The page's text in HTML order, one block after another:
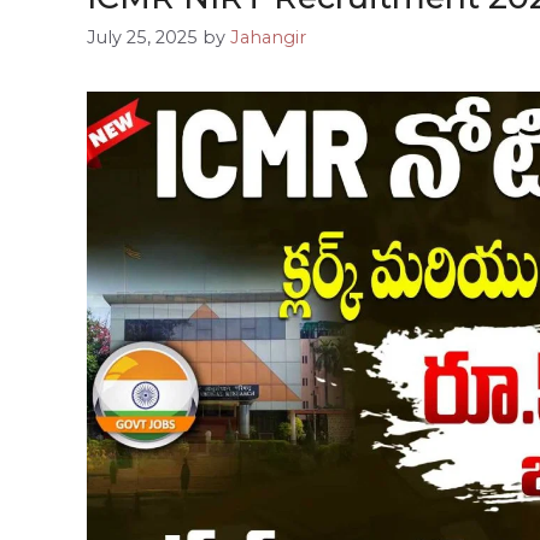
July 25, 2025 by Jahangir